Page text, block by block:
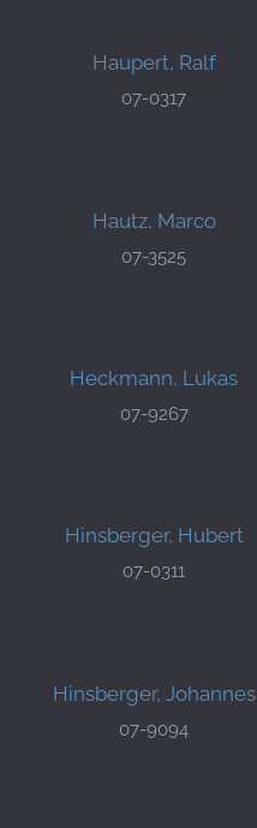
Haupert, Ralf
07-0317
Hautz, Marco
07-3525
Heckmann, Lukas
07-9267
Hinsberger, Hubert
07-0311
Hinsberger, Johannes
07-9094